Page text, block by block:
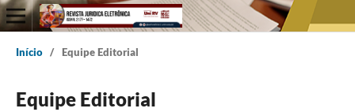
Início / Equipe Editorial
Equipe Editorial